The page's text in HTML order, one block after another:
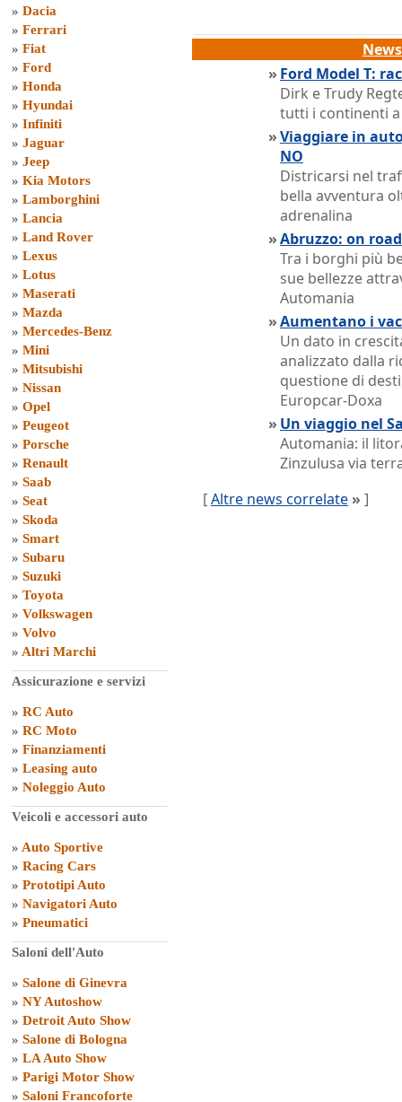
» Dacia
» Ferrari
» Fiat
» Ford
» Honda
» Hyundai
» Infiniti
» Jaguar
» Jeep
» Kia Motors
» Lamborghini
» Lancia
» Land Rover
» Lexus
» Lotus
» Maserati
» Mazda
» Mercedes-Benz
» Mini
» Mitsubishi
» Nissan
» Opel
» Peugeot
» Porsche
» Renault
» Saab
» Seat
» Skoda
» Smart
» Subaru
» Suzuki
» Toyota
» Volkswagen
» Volvo
» Altri Marchi
Assicurazione e servizi
» RC Auto
» RC Moto
» Finanziamenti
» Leasing auto
» Noleggio Auto
Veicoli e accessori auto
» Auto Sportive
» Racing Cars
» Prototipi Auto
» Navigatori Auto
» Pneumatici
Saloni dell'Auto
» Salone di Ginevra
» NY Autoshow
» Detroit Auto Show
» Salone di Bologna
» LA Auto Show
» Parigi Motor Show
» Saloni Francoforte
» Ford Model T:
Dirk e Trudy
tutti i continenti
»Viaggiare in
NO
Districarsi nel
bella avventura
adrenalina
»Abruzzo: on
Tra i borghi più
sue bellezze
Automania
»Aumentano i
Un dato in
analizzato dalla
questione di
Europcar-Doxa
» Un viaggio nel
Automania: il
Zinzulusa via
[Altre news correlate » ]